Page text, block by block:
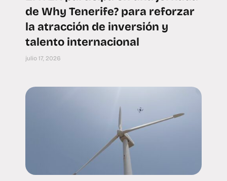
de Why Tenerife? para reforzar
la atracción de inversión y
talento internacional
julio 17, 2026